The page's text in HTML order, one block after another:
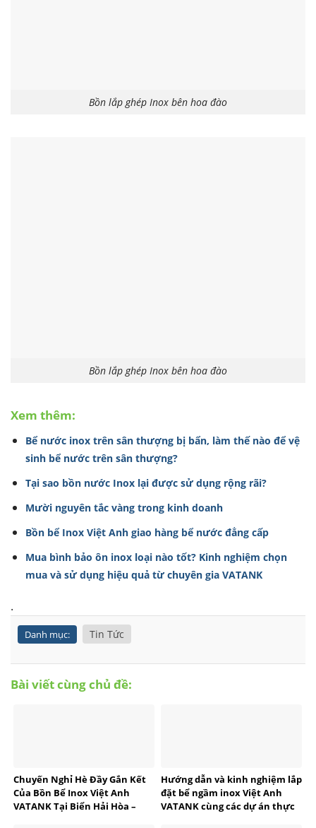
Bồn lắp ghép Inox bên hoa đào
Bồn lắp ghép Inox bên hoa đào
Xem thêm:
Bể nước inox trên sân thượng bị bẩn, làm thế nào để vệ
sinh bể nước trên sân thượng?
Tại sao bồn nước Inox lại được sử dụng rộng rãi?
Mười nguyên tắc vàng trong kinh doanh
Bồn bể Inox Việt Anh giao hàng bể nước đẳng cấp
Mua bình bảo ôn inox loại nào tốt? Kinh nghiệm chọn
mua và sử dụng hiệu quả từ chuyên gia VATANK
.
Danh mục: Tin Tức
Bài viết cùng chủ đề:
Chuyến Nghỉ Hè Đầy Gắn Kết
Của Bồn Bể Inox Việt Anh
VATANK Tại Biển Hải Hòa –
Hướng dẫn và kinh nghiệm lắp
đặt bể ngầm inox Việt Anh
VATANK cùng các dự án thực